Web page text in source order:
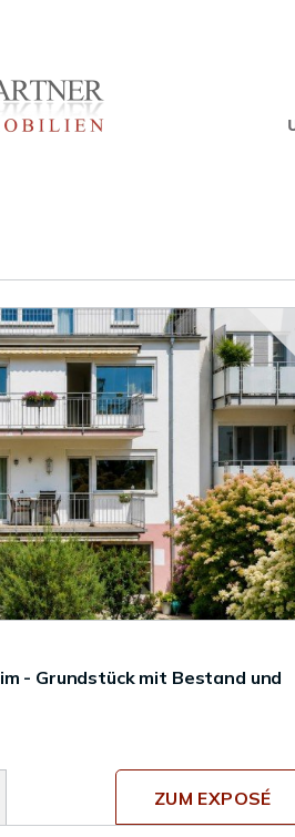
- Grundstück mit Bestand und
ZUM EXPOSÉ